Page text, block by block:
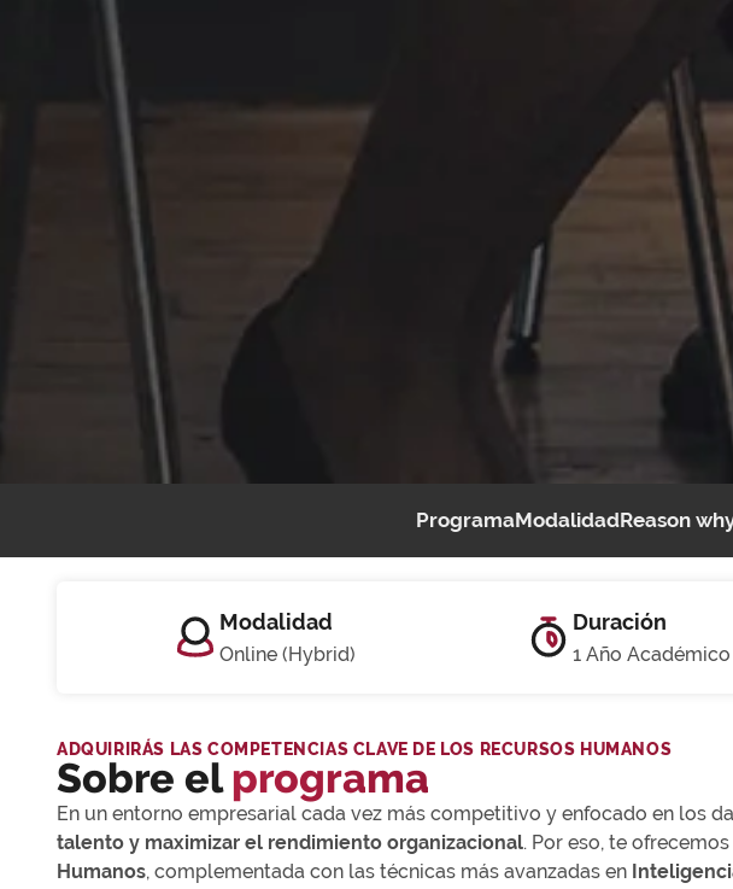
ProgramaModalidadReason
Modalidad
Online (Hybrid)
Duración
1 Año Académico
ADQUIRIRÁS LAS COMPETENCIAS CLAVE DE LOS RECURSOS HUMANOS
Sobre elprograma
En un entorno empresarial cada vez más competitivo y enfocado en los
talento y maximizar el rendimiento organizacional. Por eso, te
Humanos, complementada con las técnicas más avanzadas en